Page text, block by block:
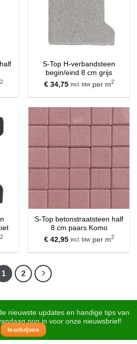
2
S-Top H-verbandsteen
begin/eind 8 cm grijs
€34,75 incl. btwper m2
2
S-Top betonstraatsteen half
8 cm paars Komo
€42,95 incl. btwper m2
1 2
nieuwste updates en handige tips van
nog in voor onze nieuwsbrief!
Inschrijven